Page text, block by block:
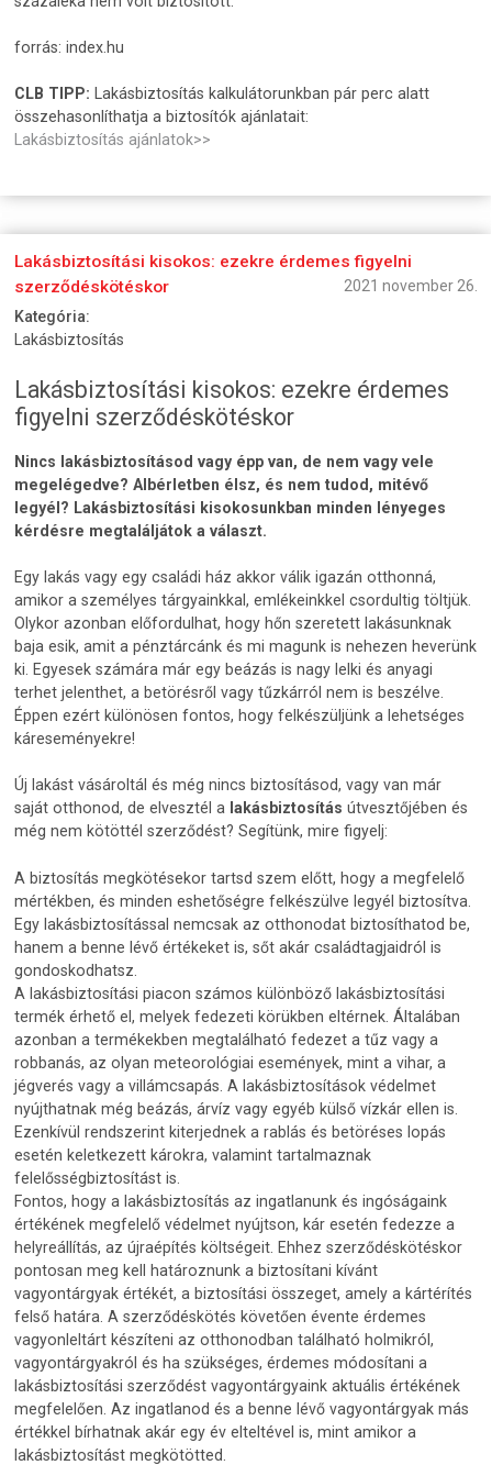
forrás: index.hu
CLB TIPP: Lakásbiztosítás kalkulátorunkban pár perc alatt
összehasonlíthatja a biztosítók ajánlatait:
Lakásbiztosítás ajánlatok>>
Lakásbiztosítási kisokos: ezekre érdemes figyelni
szerződéskötéskor
2021 november 26.
Kategória:
Lakásbiztosítás
Lakásbiztosítási kisokos: ezekre érdemes
figyelni szerződéskötéskor
Nincs lakásbiztosításod vagy épp van, de nem vagy vele
megelégedve? Albérletben élsz, és nem tudod, mitévő
legyél? Lakásbiztosítási kisokosunkban minden lényeges
kérdésre megtaláljátok a választ.
Egy lakás vagy egy családi ház akkor válik igazán otthonná,
amikor a személyes tárgyainkkal, emlékeinkkel csordultig töltjük.
Olykor azonban előfordulhat, hogy hőn szeretett lakásunknak
baja esik, amit a pénztárcánk és mi magunk is nehezen heverünk
ki. Egyesek számára már egy beázás is nagy lelki és anyagi
terhet jelenthet, a betörésről vagy tűzkárról nem is beszélve.
Éppen ezért különösen fontos, hogy felkészüljünk a lehetséges
káreseményekre!
Új lakást vásároltál és még nincs biztosításod, vagy van már
saját otthonod, de elvesztél a lakásbiztosítás útvesztőjében és
még nem kötöttél szerződést? Segítünk, mire figyelj:
A biztosítás megkötésekor tartsd szem előtt, hogy a megfelelő
mértékben, és minden eshetőségre felkészülve legyél biztosítva.
Egy lakásbiztosítással nemcsak az otthonodat biztosíthatod be,
hanem a benne lévő értékeket is, sőt akár családtagjaidról is
gondoskodhatsz.
A lakásbiztosítási piacon számos különböző lakásbiztosítási
termék érhető el, melyek fedezeti körükben eltérnek. Általában
azonban a termékekben megtalálható fedezet a tűz vagy a
robbanás, az olyan meteorológiai események, mint a vihar, a
jégverés vagy a villámcsapás. A lakásbiztosítások védelmet
nyújthatnak még beázás, árvíz vagy egyéb külső vízkár ellen is.
Ezenkívül rendszerint kiterjednek a rablás és betöréses lopás
esetén keletkezett károkra, valamint tartalmaznak
felelősségbiztosítást is.
Fontos, hogy a lakásbiztosítás az ingatlanunk és ingóságaink
értékének megfelelő védelmet nyújtson, kár esetén fedezze a
helyreállítás, az újraépítés költségeit. Ehhez szerződéskötéskor
pontosan meg kell határoznunk a biztosítani kívánt
vagyontárgyak értékét, a biztosítási összeget, amely a kártérítés
felső határa. A szerződéskötés követően évente érdemes
vagyonleltárt készíteni az otthonodban található holmikról,
vagyontárgyakról és ha szükséges, érdemes módosítani a
lakásbiztosítási szerződést vagyontárgyaink aktuális értékének
megfelelően. Az ingatlanod és a benne lévő vagyontárgyak más
értékkel bírhatnak akár egy év elteltével is, mint amikor a
lakásbiztosítást megkötötted.